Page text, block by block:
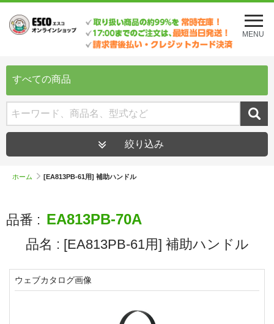
メ
ニ
ュ
を
MENU
すべての商品
絞り込み
ホーム [EA813PB-61用] 補助ハンドル
品番 : EA813PB-70A
品名 : [EA813PB-61用] 補助ハンドル
ウェブカタログ画像